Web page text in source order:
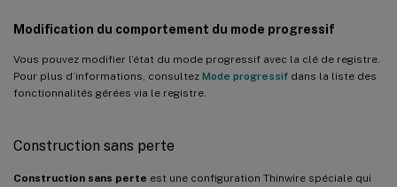
Modification du comportement du mode progressif
Vous pouvez modifier l’état du mode progressif avec la clé de registre.
Pour plus d’informations, consultez Mode progressif dans la liste des
fonctionnalités gérées via le registre.
Construction sans perte
Construction sans perte est une configuration Thinwire spéciale qui